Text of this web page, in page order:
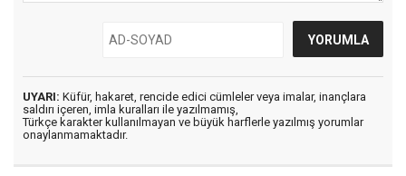
UYARI: Küfür, hakaret, rencide edici cümleler veya imalar, inançlara
saldırı içeren, imla kuralları ile yazılmamış,
Türkçe karakter kullanılmayan ve büyük harflerle yazılmış yorumlar
onaylanmamaktadır.